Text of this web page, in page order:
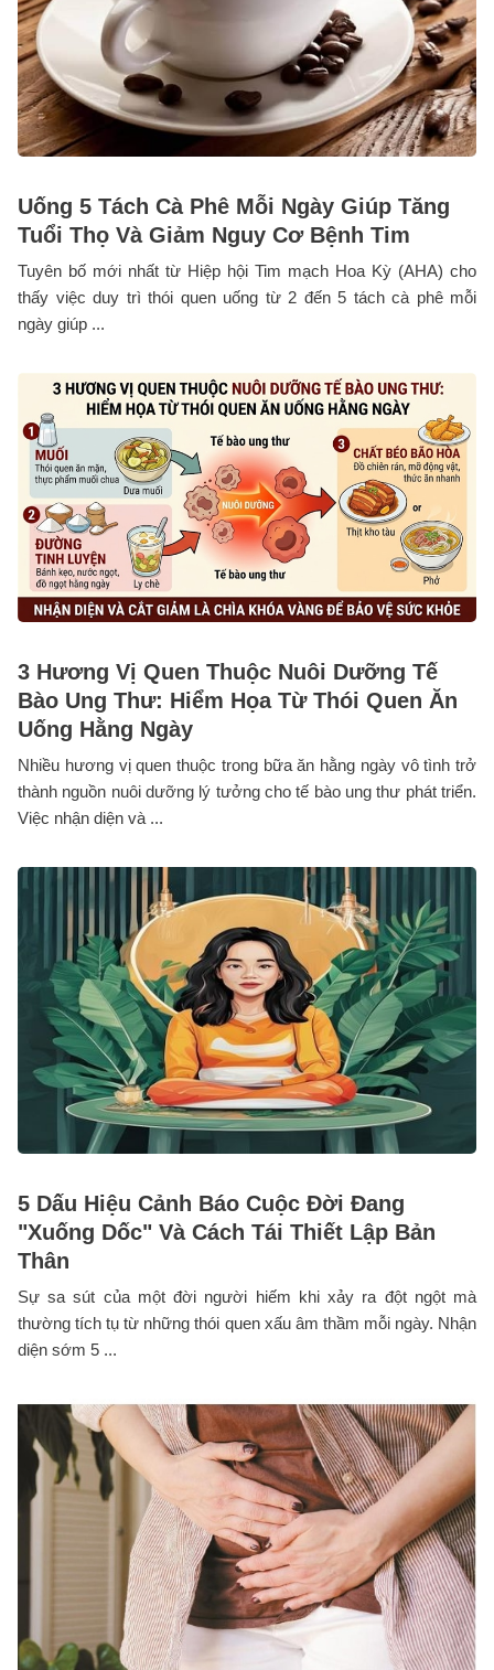
Uống 5 Tách Cà Phê Mỗi Ngày Giúp Tăng
Tuổi Thọ Và Giảm Nguy Cơ Bệnh Tim
Tuyên bố mới nhất từ Hiệp hội Tim mạch Hoa Kỳ (AHA) cho
thấy việc duy trì thói quen uống từ 2 đến 5 tách cà phê mỗi
ngày giúp ...
3 Hương Vị Quen Thuộc Nuôi Dưỡng Tế
Bào Ung Thư: Hiểm Họa Từ Thói Quen Ăn
Uống Hằng Ngày
Nhiều hương vị quen thuộc trong bữa ăn hằng ngày vô tình trở
thành nguồn nuôi dưỡng lý tưởng cho tế bào ung thư phát triển.
Việc nhận diện và ...
5 Dấu Hiệu Cảnh Báo Cuộc Đời Đang
"Xuống Dốc" Và Cách Tái Thiết Lập Bản
Thân
Sự sa sút của một đời người hiếm khi xảy ra đột ngột mà
thường tích tụ từ những thói quen xấu âm thầm mỗi ngày. Nhận
diện sớm 5 ...